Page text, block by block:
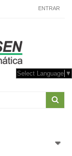
ENTRAR
Select Language ▼